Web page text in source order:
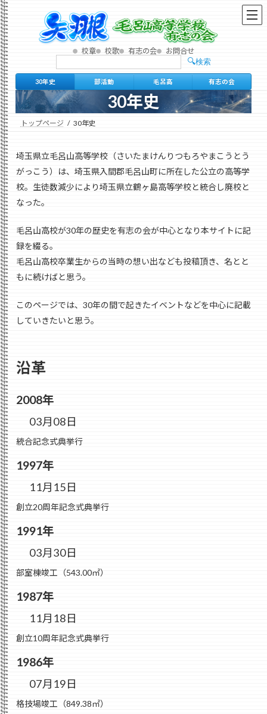
コ
ン
テ
ン
ツ
へ
ス
キ
ッ
プ
ナ
ビ
ゲ
ー
シ
ョ
ン
に
移
動
校章 校歌 有志の会 お問合せ
索
検索
30年史 部活動 毛呂高 有志の会
30年史
トップページ 30年史
埼玉県立毛呂山高等学校（さいたまけんりつもろやまこうとう
がっこう）は、埼玉県入間郡毛呂山町に所在した公立の高等学
校。生徒数減少により埼玉県立鶴ヶ島高等学校と統合し廃校と
なった。
毛呂山高校が30年の歴史を有志の会が中心となり本サイトに記
録を綴る。
毛呂山高校卒業生からの当時の想い出なども投稿頂き、名とと
もに続けばと思う。
このページでは、30年の間で起きたイベントなどを中心に記載
していきたいと思う。
沿革
2008年
03月08日
統合記念式典挙行
1997年
11月15日
創立20周年記念式典挙行
1991年
03月30日
部室棟竣工（543.00㎡）
1987年
11月18日
創立10周年記念式典挙行
1986年
07月19日
格技場竣工（849.38㎡）